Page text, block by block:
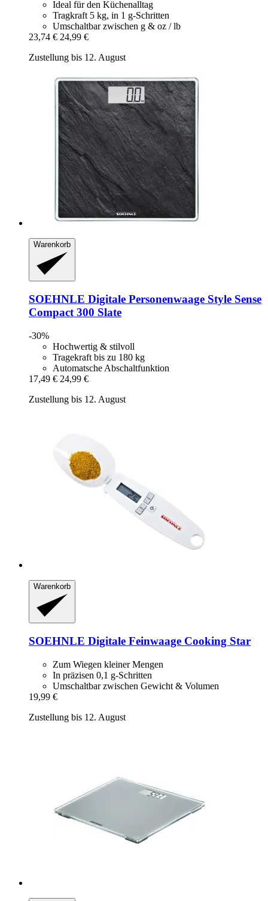
Ideal für den Küchenalltag
Tragkraft 5 kg, in 1 g-Schritten
Umschaltbar zwischen g & oz / lb
23,74 € 24,99 €
Zustellung bis 12. August
Warenkorb
SOEHNLE Digitale Personenwaage Style Sense
Compact 300 Slate
-30%
Hochwertig & stilvoll
Tragekraft bis zu 180 kg
Automatsche Abschaltfunktion
17,49 € 24,99 €
Zustellung bis 12. August
Warenkorb
SOEHNLE Digitale Feinwaage Cooking Star
Zum Wiegen kleiner Mengen
In präzisen 0,1 g-Schritten
Umschaltbar zwischen Gewicht & Volumen
19,99 €
Zustellung bis 12. August